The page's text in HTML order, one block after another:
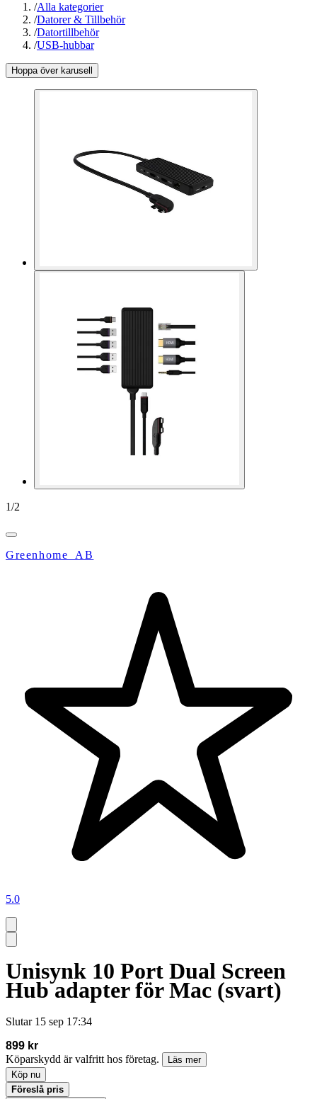
/Alla kategorier
/Datorer & Tillbehör
/Datortillbehör
/USB-hubbar
Hoppa över karusell
1/2
Greenhome_AB
5.0
Unisynk 10 Port Dual Screen
Hub adapter för Mac (svart)
Slutar 15 sep 17:34
899 kr
Köparskydd är valfritt hos företag.
Läs mer
Köp nu
Föreslå pris